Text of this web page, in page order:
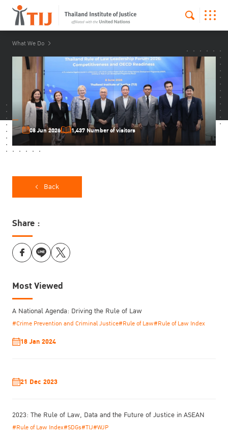
What We Do
08 Jun 2026 1,437 Number of visitors
Back
Share :
Most Viewed
A National Agenda: Driving the Rule of Law
#Crime Prevention and Criminal Justice#Rule of Law#Rule of Law Index
18 Jan 2024
21 Dec 2023
2023: The Rule of Law, Data and the Future of Justice in ASEAN
#Rule of Law Index#SDGs#TIJ#WJP